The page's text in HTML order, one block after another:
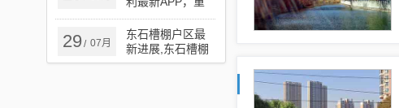
详细步骤指南。
反了社会道德和
法律法规，还可
塑未来生活的科
技杰作
29/ 07月
东石槽棚户区最
新进展,东石槽棚
户区最新进展，